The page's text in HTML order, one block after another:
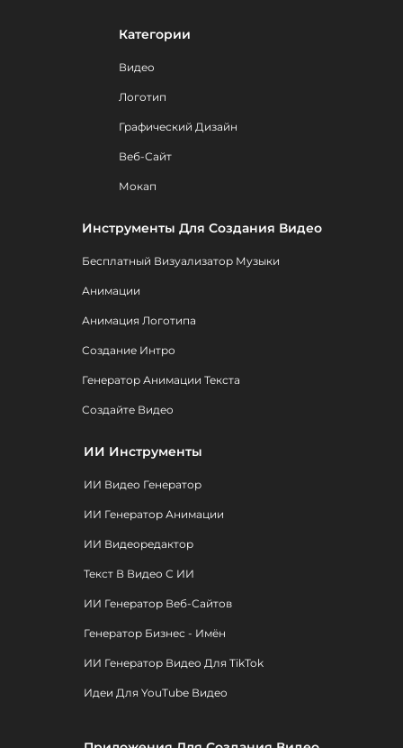
Категории
Видео
Логотип
Графический Дизайн
Веб-Сайт
Мокап
Инструменты Для Создания Видео
Бесплатный Визуализатор Музыки
Анимации
Анимация Логотипа
Создание Интро
Генератор Анимации Текста
Создайте Видео
ИИ Инструменты
ИИ Видео Генератор
ИИ Генератор Анимации
ИИ Видеоредактор
Текст В Видео С ИИ
ИИ Генератор Веб-Сайтов
Генератор Бизнес - Имён
ИИ Генератор Видео Для TikTok
Идеи Для YouTube Видео